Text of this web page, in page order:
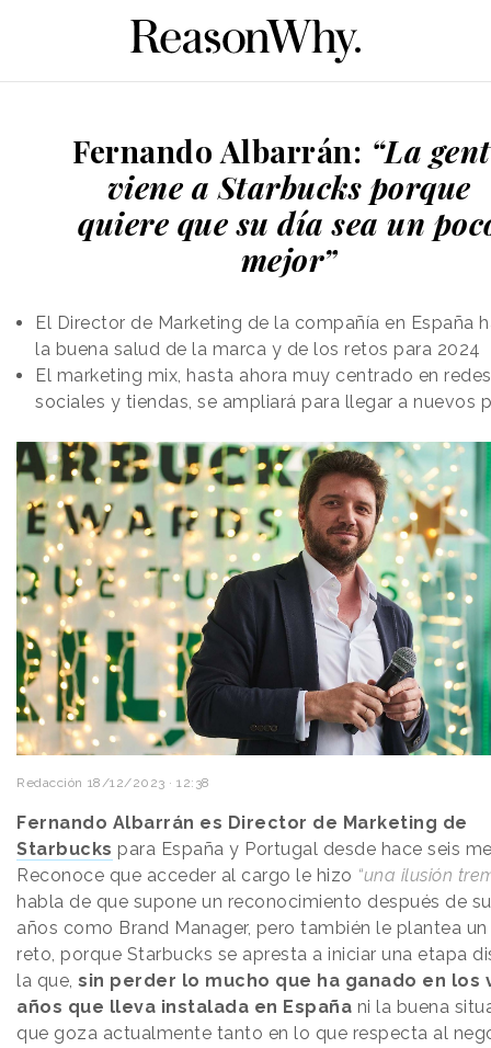
Fernando Albarrán: “La
viene a Starbucks porque
quiere que su día sea un
mejor”
El Director de Marketing de la compañía en España
la buena salud de la marca y de los retos para 2024
El marketing mix, hasta ahora muy centrado en redes
sociales y tiendas, se ampliará para llegar a nuevos
Redacción 18/12/2023 · 12:38
Fernando Albarrán es Director de Marketing de
Starbucks para España y Portugal desde hace seis
Reconoce que acceder al cargo le hizo “una ilusión
habla de que supone un reconocimiento después de
años como Brand Manager, pero también le plantea un
reto, porque Starbucks se apresta a iniciar una etapa
la que, sin perder lo mucho que ha ganado en los
años que lleva instalada en España ni la buena
que goza actualmente tanto en lo que respecta al